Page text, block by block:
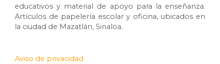
educativos y material de apoyo para la enseñanza.
Artículos de papelería escolar y oficina, ubicados en
la ciudad de Mazatlán, Sinaloa.
Aviso de privacidad